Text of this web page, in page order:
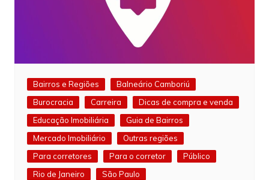
Bairros e Regiões
Balneário Camboriú
Burocracia
Carreira
Dicas de compra e venda
Educação Imobiliária
Guia de Bairros
Mercado Imobiliário
Outras regiões
Para corretores
Para o corretor
Público
Rio de Janeiro
São Paulo